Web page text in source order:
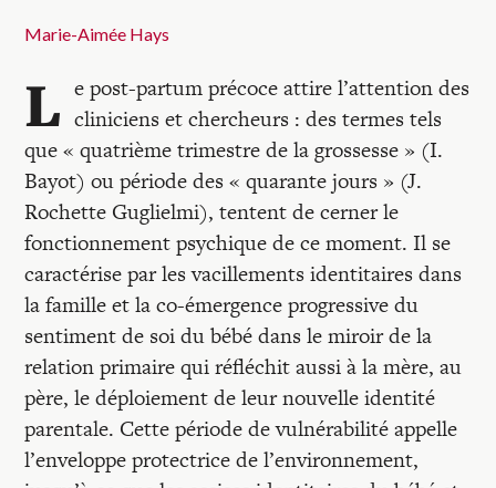
Blocs-notes
Recherches
Entretiens
Revues
Colloque
Marie-Aimée Hays
L e post-partum précoce attire l’attention des
cliniciens et chercheurs : des termes tels
que « quatrième trimestre de la grossesse » (I.
Bayot) ou période des « quarante jours » (J.
Rochette Guglielmi), tentent de cerner le
fonctionnement psychique de ce moment. Il se
caractérise par les vacillements identitaires dans
la famille et la co-émergence progressive du
sentiment de soi du bébé dans le miroir de la
relation primaire qui réfléchit aussi à la mère, au
père, le déploiement de leur nouvelle identité
parentale. Cette période de vulnérabilité appelle
l’enveloppe protectrice de l’environnement,